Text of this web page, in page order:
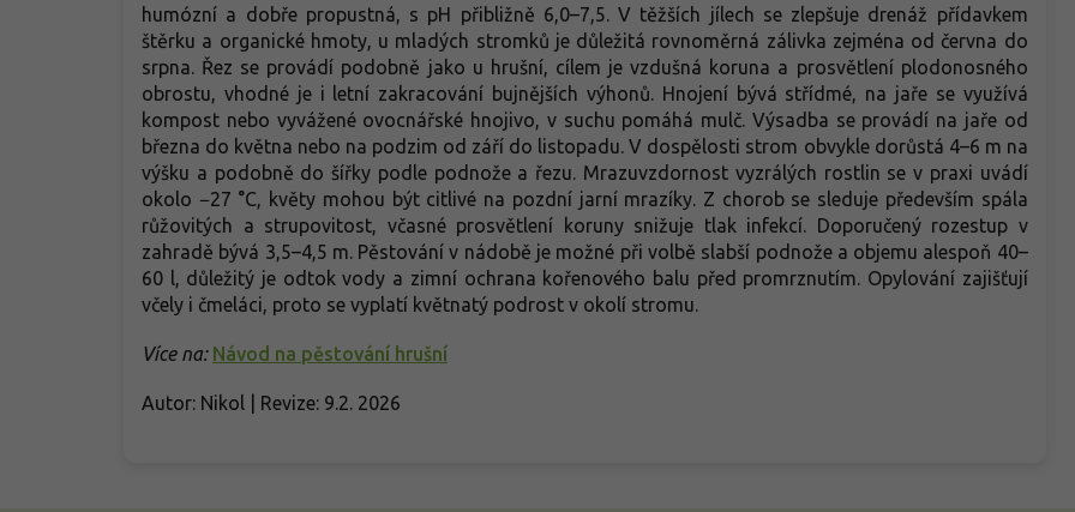
humózní a dobře propustná, s pH přibližně 6,0–7,5. V těžších jílech se zlepšuje drenáž přídavkem
štěrku a organické hmoty, u mladých stromků je důležitá rovnoměrná zálivka zejména od června do
srpna. Řez se provádí podobně jako u hrušní, cílem je vzdušná koruna a prosvětlení plodonosného
obrostu, vhodné je i letní zakracování bujnějších výhonů. Hnojení bývá střídmé, na jaře se využívá
kompost nebo vyvážené ovocnářské hnojivo, v suchu pomáhá mulč. Výsadba se provádí na jaře od
března do května nebo na podzim od září do listopadu. V dospělosti strom obvykle dorůstá 4–6 m na
výšku a podobně do šířky podle podnože a řezu. Mrazuvzdornost vyzrálých rostlin se v praxi uvádí
okolo −27 °C, květy mohou být citlivé na pozdní jarní mrazíky. Z chorob se sleduje především spála
růžovitých a strupovitost, včasné prosvětlení koruny snižuje tlak infekcí. Doporučený rozestup v
zahradě bývá 3,5–4,5 m. Pěstování v nádobě je možné při volbě slabší podnože a objemu alespoň 40–
60 l, důležitý je odtok vody a zimní ochrana kořenového balu před promrznutím. Opylování zajišťují
včely i čmeláci, proto se vyplatí květnatý podrost v okolí stromu.
Více na: Návod na pěstování hrušní
Autor: Nikol | Revize: 9.2. 2026